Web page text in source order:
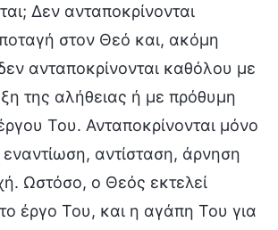
Δεν ανταποκρίνονται
στον Θεό και, ακόμη
ανταποκρίνονται καθόλου με
της αλήθειας ή με πρόθυμη
Του. Ανταποκρίνονται μόνο
αντίσταση, άρνηση
Ωστόσο, ο Θεός εκτελεί
έργο Του, και η αγάπη Του για